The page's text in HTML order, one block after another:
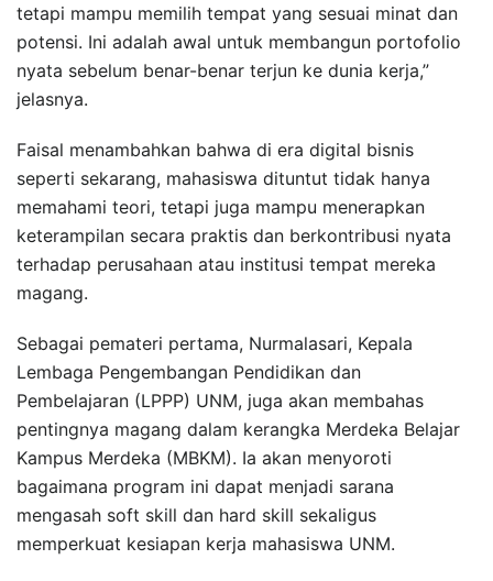
tetapi mampu memilih tempat yang sesuai minat dan
potensi. Ini adalah awal untuk membangun portofolio
nyata sebelum benar-benar terjun ke dunia kerja,”
jelasnya.
Faisal menambahkan bahwa di era digital bisnis
seperti sekarang, mahasiswa dituntut tidak hanya
memahami teori, tetapi juga mampu menerapkan
keterampilan secara praktis dan berkontribusi nyata
terhadap perusahaan atau institusi tempat mereka
magang.
Sebagai pemateri pertama, Nurmalasari, Kepala
Lembaga Pengembangan Pendidikan dan
Pembelajaran (LPPP) UNM, juga akan membahas
pentingnya magang dalam kerangka Merdeka Belajar
Kampus Merdeka (MBKM). Ia akan menyoroti
bagaimana program ini dapat menjadi sarana
mengasah soft skill dan hard skill sekaligus
memperkuat kesiapan kerja mahasiswa UNM.